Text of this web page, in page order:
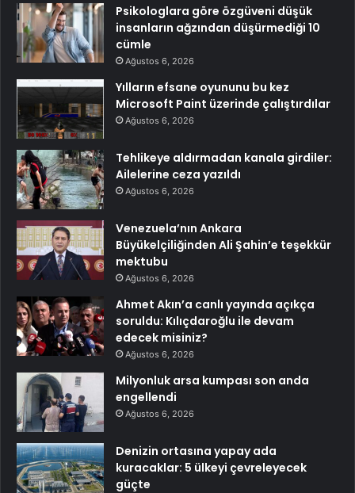
Psikologlara göre özgüveni düşük
insanların ağzından düşürmediği 10
cümle
Ağustos 6, 2026
Yılların efsane oyununu bu kez
Microsoft Paint üzerinde çalıştırdılar
Ağustos 6, 2026
Tehlikeye aldırmadan kanala girdiler:
Ailelerine ceza yazıldı
Ağustos 6, 2026
Venezuela’nın Ankara
Büyükelçiliğinden Ali Şahin’e teşekkür
mektubu
Ağustos 6, 2026
Ahmet Akın’a canlı yayında açıkça
soruldu: Kılıçdaroğlu ile devam
edecek misiniz?
Ağustos 6, 2026
Milyonluk arsa kumpası son anda
engellendi
Ağustos 6, 2026
Denizin ortasına yapay ada
kuracaklar: 5 ülkeyi çevreleyecek
güçte